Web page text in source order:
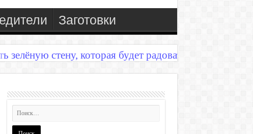
Заготовки
стену, которая будет радовать годы